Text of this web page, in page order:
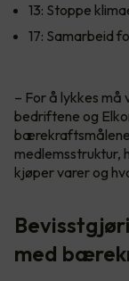
13: Stoppe
17: Samarbeid
– For å lykkes må
bedriftene og
medlemsstruktur,
kjøper varer og
med